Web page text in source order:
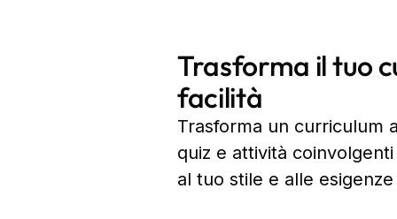
Trasforma il tuo
facilità
Trasforma un curriculum
quiz e attività
al tuo stile e alle